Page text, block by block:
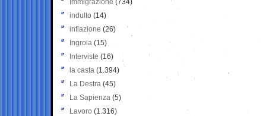
Immigrazione (734)
indulto (14)
inflazione (26)
Ingroia (15)
Interviste (16)
la casta (1.394)
La Destra (45)
La Sapienza (5)
Lavoro (1.316)